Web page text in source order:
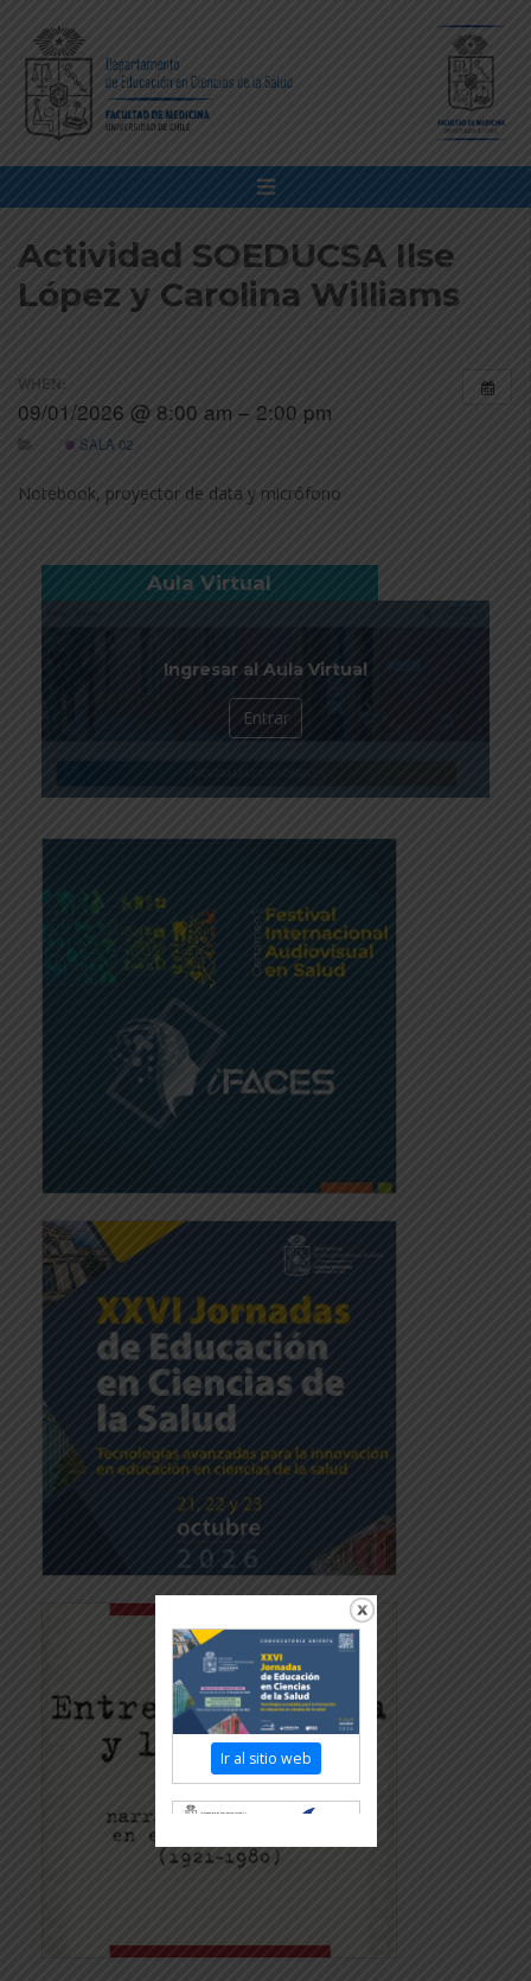
Actividad SOEDUCSA Ilse
López y Carolina Williams
WHEN:
09/01/2026 @ 8:00 am – 2:00 pm
SALA 02
Notebook, proyector de data y micrófono
Aula Virtual
Ingresar al Aula Virtual
Entrar
Ir al sitio web